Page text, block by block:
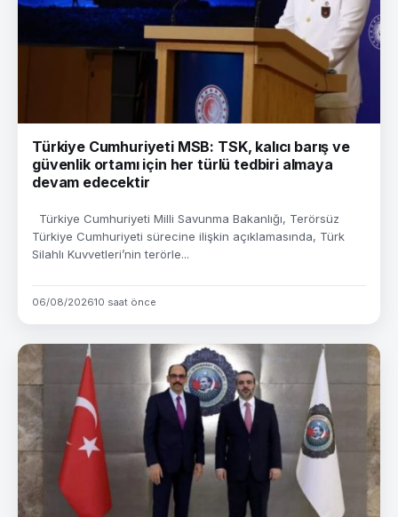
Türkiye Cumhuriyeti MSB: TSK, kalıcı barış ve
güvenlik ortamı için her türlü tedbiri almaya
devam edecektir
Türkiye Cumhuriyeti Milli Savunma Bakanlığı, Terörsüz
Türkiye Cumhuriyeti sürecine ilişkin açıklamasında, Türk
Silahlı Kuvvetleri’nin terörle...
06/08/202610 saat önce